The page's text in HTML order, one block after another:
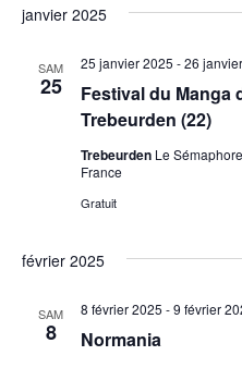
janvier 2025
SAM
25
Festival du Manga
Trebeurden (22)
25 janvier 2025 -26
Trebeurden Le
France
Gratuit
février 2025
SAM
8 Normania
8 février 2025 -9 février